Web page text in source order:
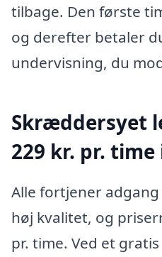
tilbage. Den første
og derefter betaler
undervisning, du
Skræddersyet
229 kr. pr. time
Alle fortjener
høj kvalitet, og
pr. time. Ved et